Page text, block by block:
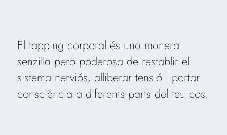
El tapping corporal és una manera
senzilla però poderosa de restablir el
sistema nerviós, alliberar tensió i portar
consciència a diferents parts del teu cos.